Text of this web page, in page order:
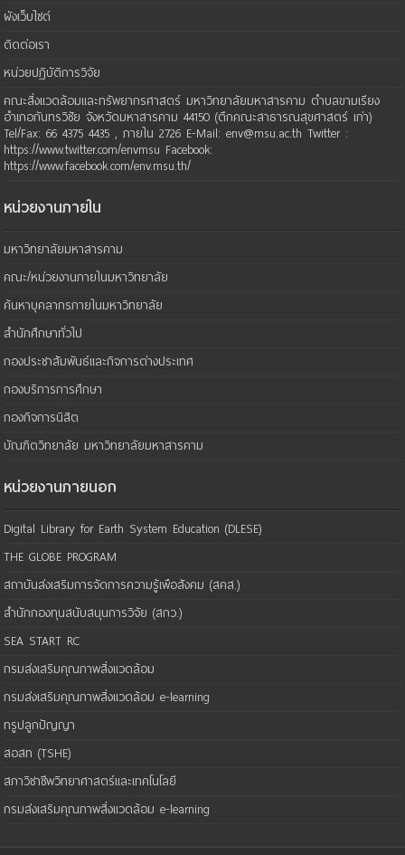
ผังเว็บไซต์
ติดต่อเรา
หน่วยปฏิบัติการวิจัย
คณะสิ่งแวดล้อมและทรัพยากรศาสตร์ มหาวิทยาลัยมหาสารคาม ตำบลขามเรียง
อำเภอกันทรวิชัย จังหวัดมหาสารคาม 44150 (ตึกคณะสาธารณสุขศาสตร์ เก่า)
Tel/Fax: 66 4375 4435 , ภายใน 2726 E-Mail: env@msu.ac.th Twitter :
https://www.twitter.com/envmsu Facebook:
https://www.facebook.com/env.msu.th/
หน่วยงานภายใน
มหาวิทยาลัยมหาสารคาม
คณะ/หน่วยงานภายในมหาวิทยาลัย
ค้นหาบุคลากรภายในมหาวิทยาลัย
สำนักศึกษาทั่วไป
กองประชาสัมพันธ์และกิจการต่างประเทศ
กองบริการการศึกษา
กองกิจการนิสิต
บัณฑิตวิทยาลัย มหาวิทยาลัยมหาสารคาม
หน่วยงานภายนอก
Digital Library for Earth System Education (DLESE)
THE GLOBE PROGRAM
สถาบันส่งเสริมการจัดการความรู้เพือสังคม (สคส.)
สำนักกองทุนสนับสนุนการวิจัย (สกว.)
SEA START RC
กรมส่งเสริมคุณภาพสิ่งแวดล้อม
กรมส่งเสริมคุณภาพสิ่งแวดล้อม e-learning
ทรูปลูกปัญญา
สอสท (TSHE)
สภาวิชาชีพวิทยาศาสตร์และเทคโนโลยี
กรมส่งเสริมคุณภาพสิ่งแวดล้อม e-learning